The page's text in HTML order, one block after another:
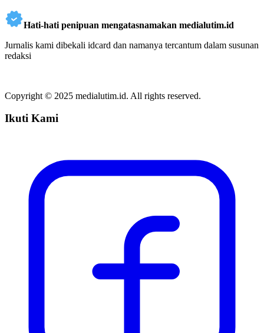
Hati-hati penipuan mengatasnamakan medialutim.id
Jurnalis kami dibekali idcard dan namanya tercantum dalam susunan
redaksi
Copyright © 2025 medialutim.id. All rights reserved.
Ikuti Kami